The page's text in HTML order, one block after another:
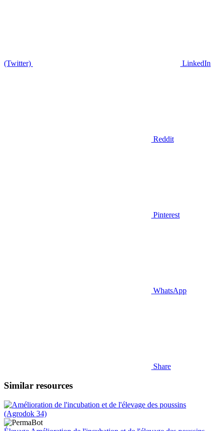
(Twitter) LinkedIn
Reddit
Pinterest
WhatsApp
Share
Similar resources